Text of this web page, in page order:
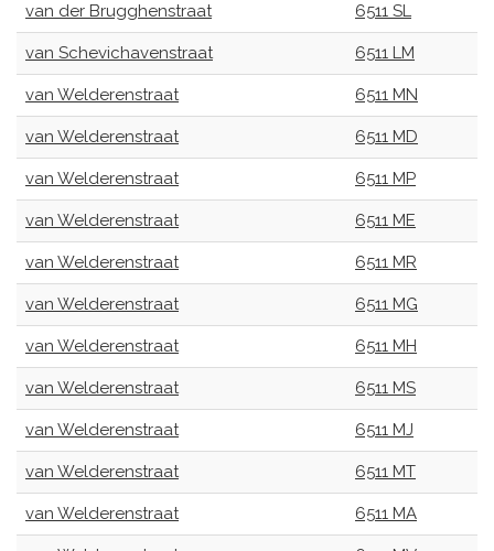
van der Brugghenstraat 6511 SL
van Schevichavenstraat 6511 LM
van Welderenstraat 6511 MN
van Welderenstraat 6511 MD
van Welderenstraat 6511 MP
van Welderenstraat 6511 ME
van Welderenstraat 6511 MR
van Welderenstraat 6511 MG
van Welderenstraat 6511 MH
van Welderenstraat 6511 MS
van Welderenstraat 6511 MJ
van Welderenstraat 6511 MT
van Welderenstraat 6511 MA